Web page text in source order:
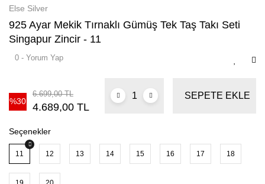
Else Silver
925 Ayar Mekik Tırnaklı Gümüş Tek Taş Takı Seti
Singapur Zincir - 11
0 - Yorum Yap
%30
6.699,00 TL
4.689,00 TL
SEPETE EKLE
Seçenekler
11 12 13 14 15 16 17 18